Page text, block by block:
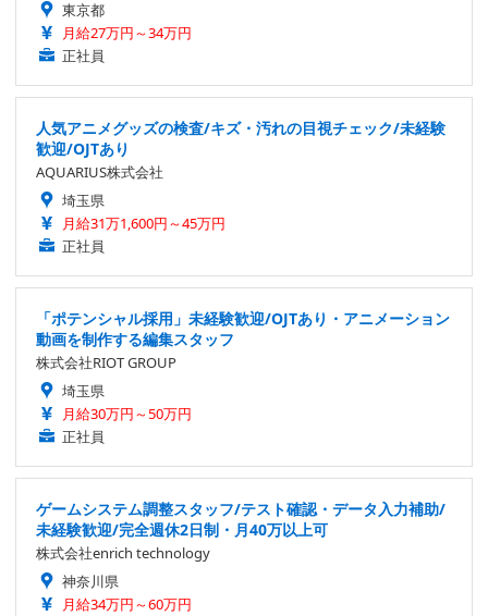
東京都
月給27万円～34万円
正社員
人気アニメグッズの検査/キズ・汚れの目視チェック/未経験
歓迎/OJTあり
AQUARIUS株式会社
埼玉県
月給31万1,600円～45万円
正社員
「ポテンシャル採用」未経験歓迎/OJTあり・アニメーション
動画を制作する編集スタッフ
株式会社RIOT GROUP
埼玉県
月給30万円～50万円
正社員
ゲームシステム調整スタッフ/テスト確認・データ入力補助/
未経験歓迎/完全週休2日制・月40万以上可
株式会社enrich technology
神奈川県
月給34万円～60万円